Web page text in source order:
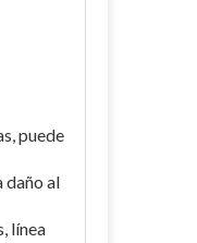
puede
daño al
línea